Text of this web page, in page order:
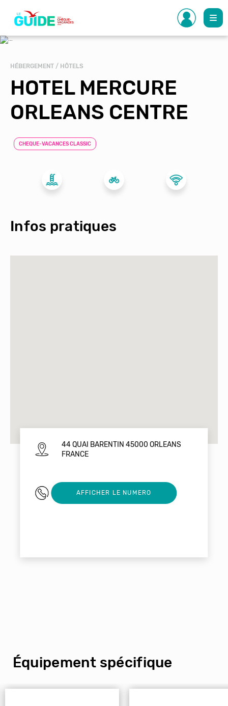
contenu
principal
HÉBERGEMENT / HÔTELS
HOTEL MERCURE
ORLEANS CENTRE
CHEQUE-VACANCES CLASSIC
Infos pratiques
44 QUAI BARENTIN 45000 ORLEANS
FRANCE
02 38 62 17 39
AFFICHER LE NUMERO
Équipement spécifique